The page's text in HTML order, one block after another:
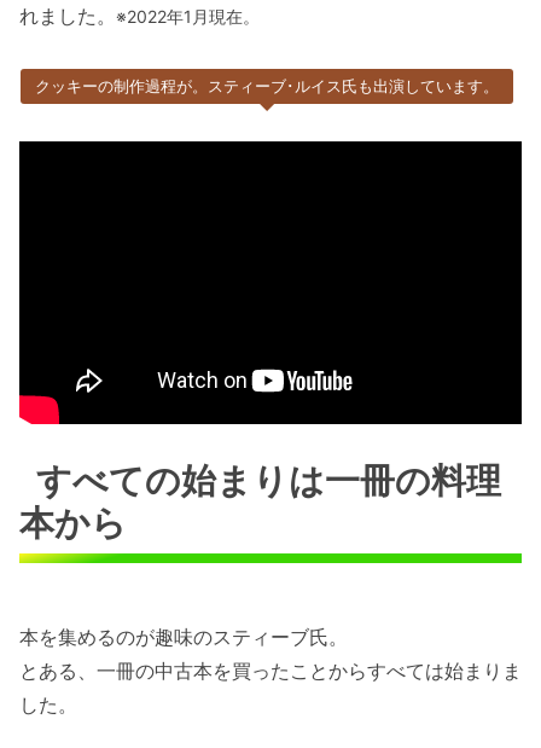
れました。 ※2022年1月現在。
クッキーの制作過程が。スティーブ･ルイス氏も出演しています。
すべての始まりは一冊の料理
本から
本を集めるのが趣味のスティーブ氏。
とある、一冊の中古本を買ったことからすべては始まりま
した。